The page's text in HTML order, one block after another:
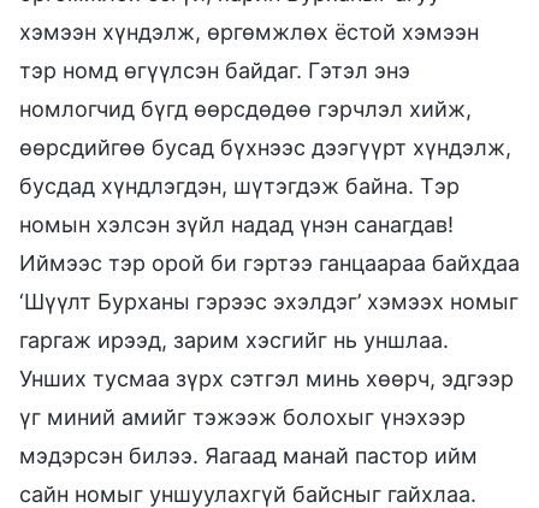
хэмээн хүндэлж, өргөмжлөх ёстой хэмээн
тэр номд өгүүлсэн байдаг. Гэтэл энэ
номлогчид бүгд өөрсдөдөө гэрчлэл хийж,
өөрсдийгөө бусад бүхнээс дээгүүрт хүндэлж,
бусдад хүндлэгдэн, шүтэгдэж байна. Тэр
номын хэлсэн зүйл надад үнэн санагдав!
Иймээс тэр орой би гэртээ ганцаараа байхдаа
‘Шүүлт Бурханы гэрээс эхэлдэг’ хэмээх номыг
гаргаж ирээд, зарим хэсгийг нь уншлаа.
Унших тусмаа зүрх сэтгэл минь хөөрч, эдгээр
үг миний амийг тэжээж болохыг үнэхээр
мэдэрсэн билээ. Яагаад манай пастор ийм
сайн номыг уншуулахгүй байсныг гайхлаа.